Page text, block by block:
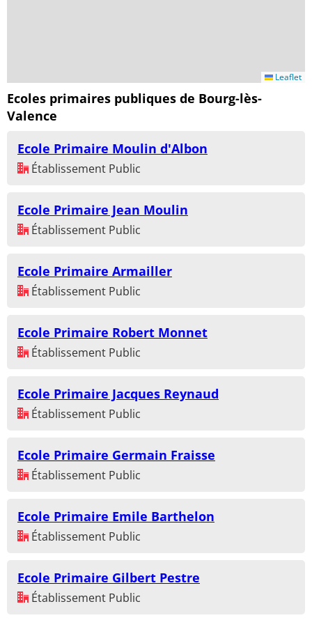
Leaflet
Ecoles primaires publiques de Bourg-lès-
Valence
Ecole Primaire Moulin d'Albon
Établissement Public
Ecole Primaire Jean Moulin
Établissement Public
Ecole Primaire Armailler
Établissement Public
Ecole Primaire Robert Monnet
Établissement Public
Ecole Primaire Jacques Reynaud
Établissement Public
Ecole Primaire Germain Fraisse
Établissement Public
Ecole Primaire Emile Barthelon
Établissement Public
Ecole Primaire Gilbert Pestre
Établissement Public